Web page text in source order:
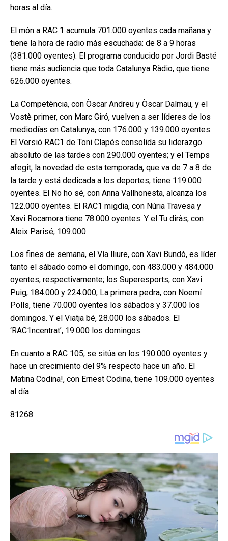
horas al día.
El món a RAC 1 acumula 701.000 oyentes cada mañana y
tiene la hora de radio más escuchada: de 8 a 9 horas
(381.000 oyentes). El programa conducido por Jordi Basté
tiene más audiencia que toda Catalunya Ràdio, que tiene
626.000 oyentes.
La Competència, con Òscar Andreu y Òscar Dalmau, y el
Vostè primer, con Marc Giró, vuelven a ser líderes de los
mediodías en Catalunya, con 176.000 y 139.000 oyentes.
El Versió RAC1 de Toni Clapés consolida su liderazgo
absoluto de las tardes con 290.000 oyentes; y el Temps
afegit, la novedad de esta temporada, que va de 7 a 8 de
la tarde y está dedicada a los deportes, tiene 119.000
oyentes. El No ho sé, con Anna Vallhonesta, alcanza los
122.000 oyentes. El RAC1 migdia, con Núria Travesa y
Xavi Rocamora tiene 78.000 oyentes. Y el Tu diràs, con
Aleix Parisé, 109.000.
Los fines de semana, el Vía lliure, con Xavi Bundó, es líder
tanto el sábado como el domingo, con 483.000 y 484.000
oyentes, respectivamente; los Superesports, con Xavi
Puig, 184.000 y 224.000; La primera pedra, con Noemí
Polls, tiene 70.000 oyentes los sábados y 37.000 los
domingos. Y el Viatja bé, 28.000 los sábados. El
‘RAC1ncentrat’, 19.000 los domingos.
En cuanto a RAC 105, se sitúa en los 190.000 oyentes y
hace un crecimiento del 9% respecto hace un año. El
Matina Codina!, con Ernest Codina, tiene 109.000 oyentes
al día.
81268